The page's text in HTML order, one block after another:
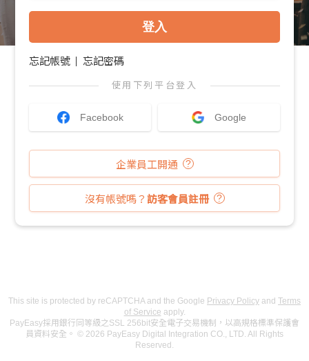
忘記帳號 忘記密碼
使用下列平台登入
Facebook Google
企業員工開通
沒有帳號嗎？ 訪客會員註冊
This site is protected by reCAPTCHA and the Google Privacy Policy and Terms
of Service apply.
PayEasy採用銀行同等級之SSL 256bit安全電子交易機制，以高規格標準保護會
員資料安全。 © 2026 PayEasy Digital Integration CO., LTD. All Rights
Reserved.